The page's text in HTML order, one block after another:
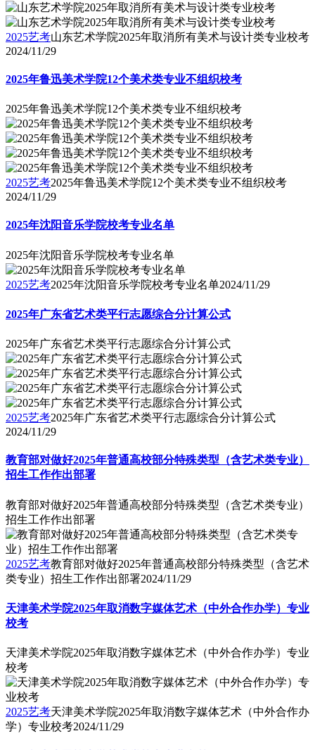
2025艺考山东艺术学院2025年取消所有美术与设计类专业校考
2024/11/29
2025年鲁迅美术学院12个美术类专业不组织校考
2025年鲁迅美术学院12个美术类专业不组织校考
2025艺考2025年鲁迅美术学院12个美术类专业不组织校考
2024/11/29
2025年沈阳音乐学院校考专业名单
2025年沈阳音乐学院校考专业名单
2025艺考2025年沈阳音乐学院校考专业名单2024/11/29
2025年广东省艺术类平行志愿综合分计算公式
2025年广东省艺术类平行志愿综合分计算公式
2025艺考2025年广东省艺术类平行志愿综合分计算公式
2024/11/29
教育部对做好2025年普通高校部分特殊类型（含艺术类专业）
招生工作作出部署
教育部对做好2025年普通高校部分特殊类型（含艺术类专业）
招生工作作出部署
2025艺考教育部对做好2025年普通高校部分特殊类型（含艺术
类专业）招生工作作出部署2024/11/29
天津美术学院2025年取消数字媒体艺术（中外合作办学）专业
校考
天津美术学院2025年取消数字媒体艺术（中外合作办学）专业
校考
2025艺考天津美术学院2025年取消数字媒体艺术（中外合作办
学）专业校考2024/11/29